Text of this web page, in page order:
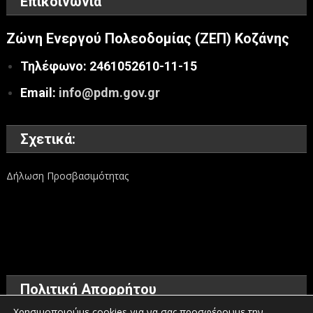
Ζώνη Ενεργού Πολεοδομίας (ΖΕΠ) Κοζάνης
Τηλέφωνο: 2461052610-11-15
Email: info@pdm.gov.gr
Σχετικά:
Δήλωση Προσβασιμότητας
Πολιτική Απορρήτου